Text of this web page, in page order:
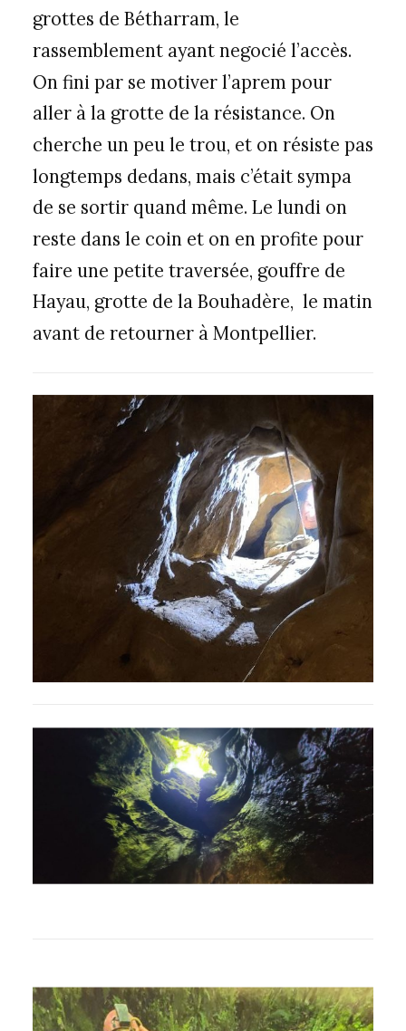
grottes de Bétharram, le
rassemblement ayant negocié l’accès.
On fini par se motiver l’aprem pour
aller à la grotte de la résistance. On
cherche un peu le trou, et on résiste pas
longtemps dedans, mais c’était sympa
de se sortir quand même. Le lundi on
reste dans le coin et on en profite pour
faire une petite traversée, gouffre de
Hayau, grotte de la Bouhadère, le matin
avant de retourner à Montpellier.